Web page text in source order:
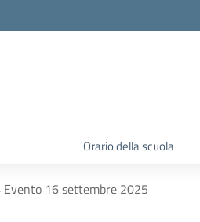
Orario della scuola
Evento 16 settembre 2025